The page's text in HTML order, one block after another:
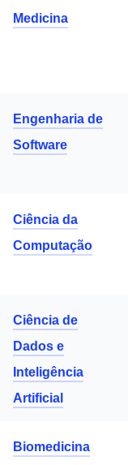
Medicina
Engenharia de
Software
Ciência da
Computação
Ciência de
Dados e
Inteligência
Artificial
Biomedicina